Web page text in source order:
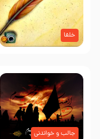
خلفا
جالب و خواندنی